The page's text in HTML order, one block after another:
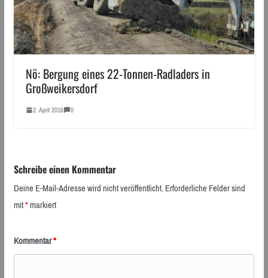
Nö: Bergung eines 22-Tonnen-Radladers in
Großweikersdorf
2. April 2016 0
Schreibe einen Kommentar
Deine E-Mail-Adresse wird nicht veröffentlicht.Erforderliche Felder sind
mit*markiert
Kommentar*